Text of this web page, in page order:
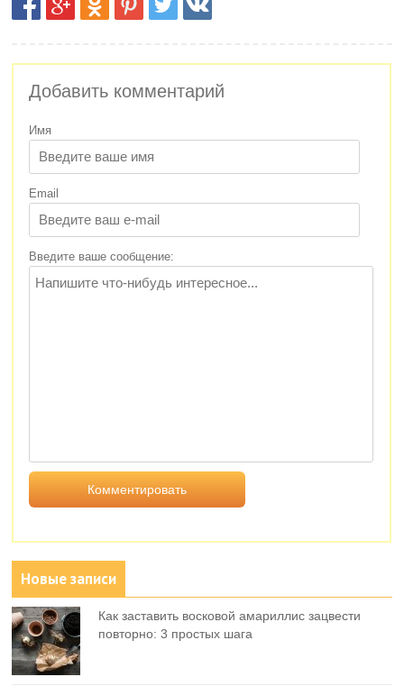
Добавить комментарий
Имя
Email
Введите ваше сообщение:
Новые записи
Как заставить восковой амариллис зацвести
повторно: 3 простых шага